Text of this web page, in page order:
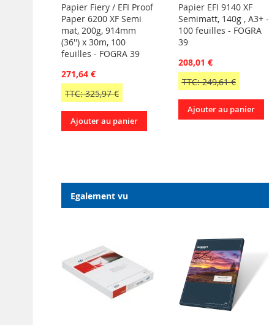
Papier Fiery / EFI Proof
Paper 6200 XF Semi
mat, 200g, 914mm
(36'') x 30m, 100
feuilles - FOGRA 39
271,64 €
TTC: 325,97 €
Ajouter au panier
Papier EFI 9140 XF
Semimatt, 140g , A3+ -
100 feuilles - FOGRA
39
208,01 €
TTC: 249,61 €
Ajouter au panier
Egalement vu